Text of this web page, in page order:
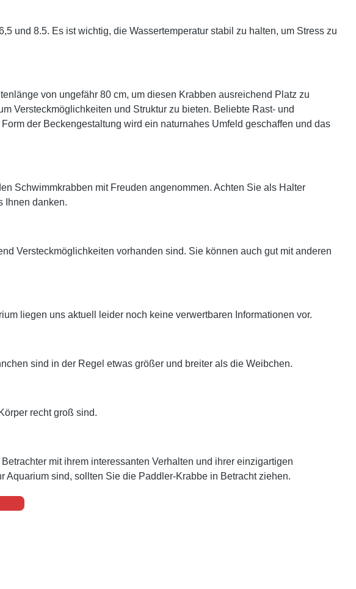
und 8.5. Es ist wichtig, die Wassertemperatur stabil zu halten, um Stress zu
von ungefähr 80 cm, um diesen Krabben ausreichend Platz zu
Versteckmöglichkeiten und Struktur zu bieten. Beliebte Rast- und
der Beckengestaltung wird ein naturnahes Umfeld geschaffen und das
Schwimmkrabben mit Freuden angenommen. Achten Sie als Halter
Ihnen danken.
Versteckmöglichkeiten vorhanden sind. Sie können auch gut mit anderen
liegen uns aktuell leider noch keine verwertbaren Informationen vor.
sind in der Regel etwas größer und breiter als die Weibchen.
recht groß sind.
mit ihrem interessanten Verhalten und ihrer einzigartigen
sind, sollten Sie die Paddler-Krabbe in Betracht ziehen.